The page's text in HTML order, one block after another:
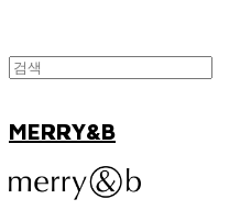
MERRY&B